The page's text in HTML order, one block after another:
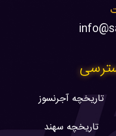
تاریخچه آجرنسوز
تاریخچه سهند